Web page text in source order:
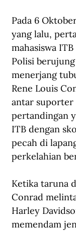
Pada 6
yang lalu,
mahasiswa
Polisi
menerjang
Rene Louis
antar suporter
pertandingan
ITB dengan
pecah di
perkelahian
Ketika taruna
Conrad
Harley
memendam